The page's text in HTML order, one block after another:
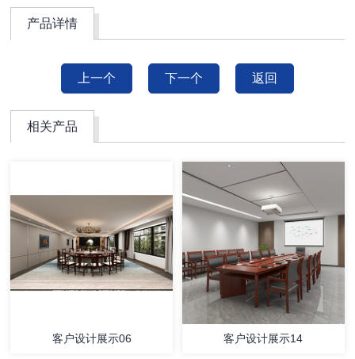
产品详情
上一个 下一个 返回
相关产品
客户设计展示06 客户设计展示14